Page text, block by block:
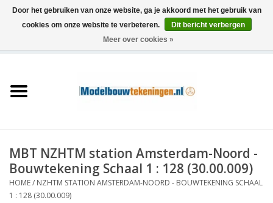
Schepen
Houtbouw
Scenery
MBT NZHTM station Amsterdam-Noord -
Bouwtekening Schaal 1 : 128 (30.00.009)
HOME/ NZHTM STATION AMSTERDAM-NOORD - BOUWTEKENING SCHAAL
1 : 128 (30.00.009)
Door het gebruiken van onze website, ga je akkoord met het gebruik van
cookies om onze website te verbeteren.
Dit bericht verbergen
Meer over cookies »